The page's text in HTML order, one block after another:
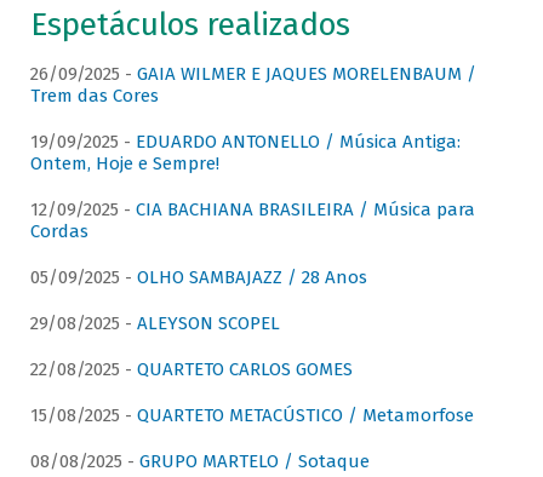
Espetáculos realizados
26/09/2025 - GAIA WILMER E JAQUES MORELENBAUM /
Trem das Cores
19/09/2025 - EDUARDO ANTONELLO / Música Antiga:
Ontem, Hoje e Sempre!
12/09/2025 - CIA BACHIANA BRASILEIRA / Música para
Cordas
05/09/2025 - OLHO SAMBAJAZZ / 28 Anos
29/08/2025 - ALEYSON SCOPEL
22/08/2025 - QUARTETO CARLOS GOMES
15/08/2025 - QUARTETO METACÚSTICO / Metamorfose
08/08/2025 - GRUPO MARTELO / Sotaque